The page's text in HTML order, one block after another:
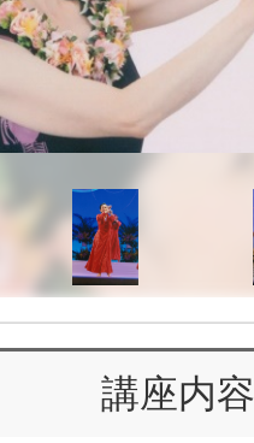
講座内容